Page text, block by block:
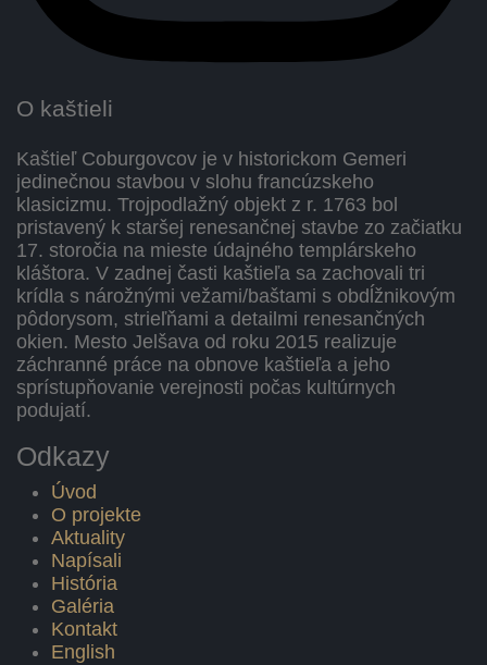
O kaštieli
Kaštieľ Coburgovcov je v historickom Gemeri
jedinečnou stavbou v slohu francúzskeho
klasicizmu. Trojpodlažný objekt z r. 1763 bol
pristavený k staršej renesančnej stavbe zo začiatku
17. storočia na mieste údajného templárskeho
kláštora. V zadnej časti kaštieľa sa zachovali tri
krídla s nárožnými vežami/baštami s obdĺžnikovým
pôdorysom, strieľňami a detailmi renesančných
okien. Mesto Jelšava od roku 2015 realizuje
záchranné práce na obnove kaštieľa a jeho
sprístupňovanie verejnosti počas kultúrnych
podujatí.
Odkazy
Úvod
O projekte
Aktuality
Napísali
História
Galéria
Kontakt
English